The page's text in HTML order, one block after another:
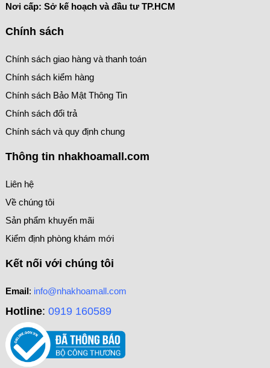
Nơi cấp: Sở kế hoạch và đầu tư TP.HCM
Chính sách
Chính sách giao hàng và thanh toán
Chính sách kiểm hàng
Chính sách Bảo Mật Thông Tin
Chính sách đổi trả
Chính sách và quy định chung
Thông tin nhakhoamall.com
Liên hệ
Về chúng tôi
Sản phẩm khuyến mãi
Kiểm định phòng khám mới
Kết nối với chúng tôi
Email: info@nhakhoamall.com
Hotline: 0919 160589